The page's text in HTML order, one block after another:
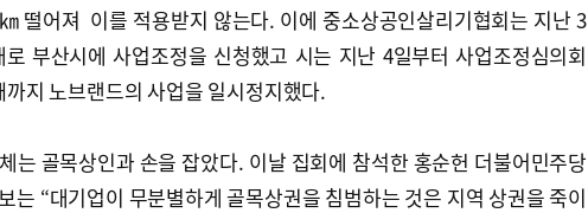
떨어져 이를 적용받지 않는다. 이에 중소상공인살리기협회는 지난 3
부산시에 사업조정을 신청했고 시는 지난 4일부터 사업조정심의회
까지 노브랜드의 사업을 일시정지했다.
는 골목상인과 손을 잡았다. 이날 집회에 참석한 홍순헌 더불어민주당
는 “대기업이 무분별하게 골목상권을 침범하는 것은 지역 상권을 죽이